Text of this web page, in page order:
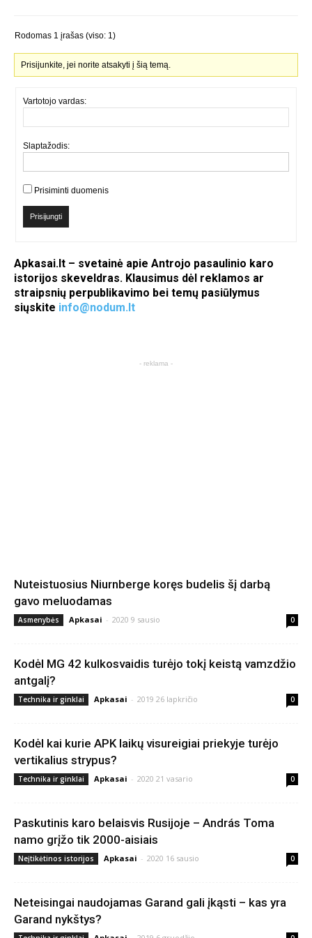
Rodomas 1 įrašas (viso: 1)
Prisijunkite, jei norite atsakyti į šią temą.
Vartotojo vardas:
Slaptažodis:
Prisiminti duomenis
Prisijungti
Apkasai.lt – svetainė apie Antrojo pasaulinio karo
istorijos skeveldras. Klausimus dėl reklamos ar
straipsnių perpublikavimo bei temų pasiūlymus
siųskite info@nodum.lt
- reklama -
Nuteistuosius Niurnberge koręs budelis šį darbą
gavo meluodamas
Asmenybės Apkasai - 2020 9 sausio 0
Kodėl MG 42 kulkosvaidis turėjo tokį keistą vamzdžio
antgalį?
Technika ir ginklai Apkasai - 2019 26 lapkričio 0
Kodėl kai kurie APK laikų visureigiai priekyje turėjo
vertikalius strypus?
Technika ir ginklai Apkasai - 2020 21 vasario 0
Paskutinis karo belaisvis Rusijoje – András Toma
namo grįžo tik 2000-aisiais
Neįtikėtinos istorijos Apkasai - 2020 16 sausio 0
Neteisingai naudojamas Garand gali įkąsti – kas yra
Garand nykštys?